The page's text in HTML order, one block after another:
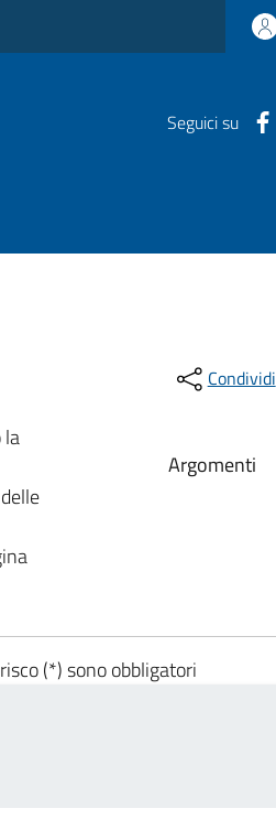
Seguici su
Condividi
Argomenti
(*) sono obbligatori